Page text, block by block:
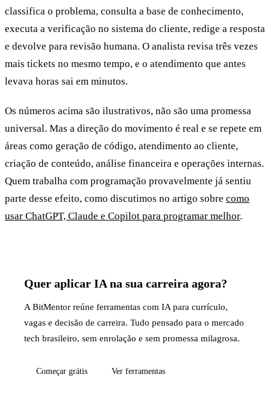
classifica o problema, consulta a base de conhecimento,
executa a verificação no sistema do cliente, redige a resposta
e devolve para revisão humana. O analista revisa três vezes
mais tickets no mesmo tempo, e o atendimento que antes
levava horas sai em minutos.
Os números acima são ilustrativos, não são uma promessa
universal. Mas a direção do movimento é real e se repete em
áreas como geração de código, atendimento ao cliente,
criação de conteúdo, análise financeira e operações internas.
Quem trabalha com programação provavelmente já sentiu
parte desse efeito, como discutimos no artigo sobre como
usar ChatGPT, Claude e Copilot para programar melhor.
Quer aplicar IA na sua carreira agora?
A BitMentor reúne ferramentas com IA para currículo,
vagas e decisão de carreira. Tudo pensado para o mercado
tech brasileiro, sem enrolação e sem promessa milagrosa.
Começar grátis Ver ferramentas